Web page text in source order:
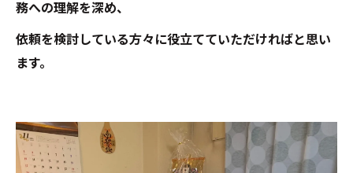
務への理解を深め、
依頼を検討している方々に役立てていただければと思い
ます。